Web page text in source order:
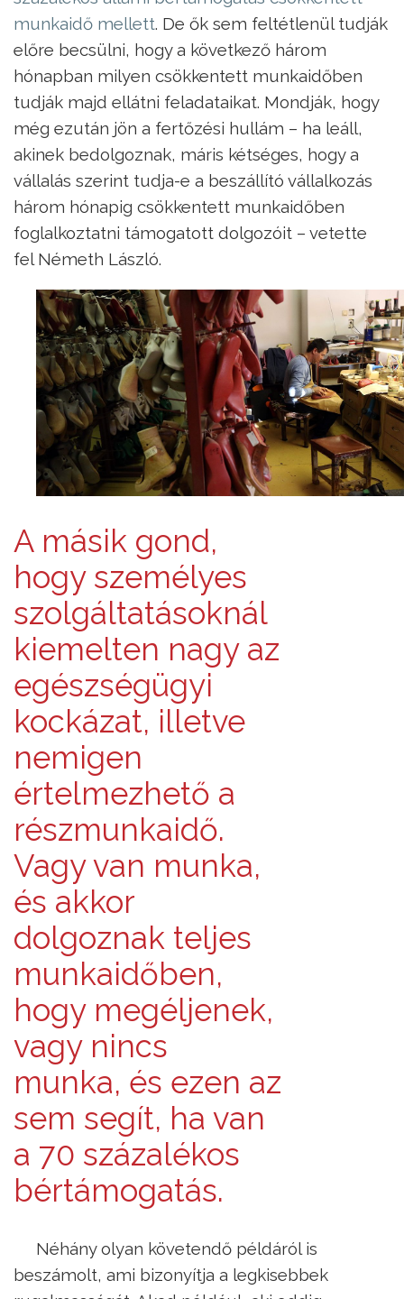
munkaidő mellett. De ők sem feltétlenül tudják
előre becsülni, hogy a következő három
hónapban milyen csökkentett munkaidőben
tudják majd ellátni feladataikat. Mondják, hogy
még ezután jön a fertőzési hullám – ha leáll,
akinek bedolgoznak, máris kétséges, hogy a
vállalás szerint tudja-e a beszállító vállalkozás
három hónapig csökkentett munkaidőben
foglalkoztatni támogatott dolgozóit – vetette
fel Németh László.
A másik gond,
hogy személyes
szolgáltatásoknál
kiemelten nagy az
egészségügyi
kockázat, illetve
nemigen
értelmezhető a
részmunkaidő.
Vagy van munka,
és akkor
dolgoznak teljes
munkaidőben,
hogy megéljenek,
vagy nincs
munka, és ezen az
sem segít, ha van
a 70 százalékos
bértámogatás.
Néhány olyan követendő példáról is
beszámolt, ami bizonyítja a legkisebbek